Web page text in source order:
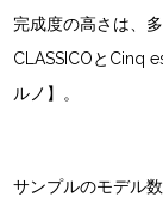
完成度の高さは、
CLASSICOとCinq
ルノ】。
サンプルのモデル